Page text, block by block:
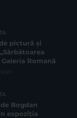
pictură și
Romană
Bogdan
expoziția